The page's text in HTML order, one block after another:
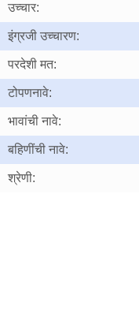
उच्चार:
इंग्रजी उच्चारण:
परदेशी मत:
टोपणनावे:
भावांची नावे:
बहिणींची नावे:
श्रेणी: